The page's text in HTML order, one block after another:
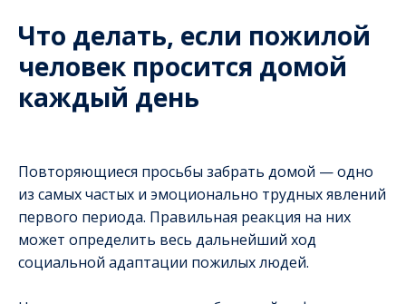
Что делать, если пожилой
человек просится домой
каждый день
Повторяющиеся просьбы забрать домой — одно
из самых частых и эмоционально трудных явлений
первого периода. Правильная реакция на них
может определить весь дальнейший ход
социальной адаптации пожилых людей.